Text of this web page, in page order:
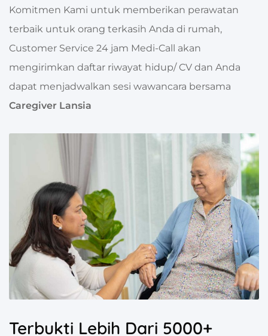
Komitmen Kami untuk memberikan perawatan
terbaik untuk orang terkasih Anda di rumah,
Customer Service 24 jam Medi-Call akan
mengirimkan daftar riwayat hidup/ CV dan Anda
dapat menjadwalkan sesi wawancara bersama
Caregiver Lansia
Terbukti Lebih Dari 5000+